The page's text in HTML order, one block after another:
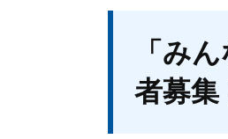
「み
者募集